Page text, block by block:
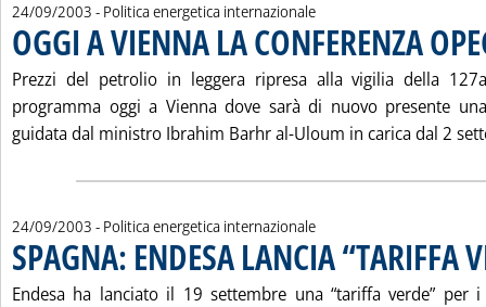
24/09/2003 - Politica energetica internazionale
OGGI A VIENNA LA CONFERENZA
. Pubblicata mercoledì 24 settembre 2003 alle 15.33.
Prezzi del petrolio in leggera ripresa alla vigilia della
programma oggi a Vienna dove sarà di nuovo presente
guidata dal ministro Ibrahim Barhr al-Uloum in carica dal 2
24/09/2003 - Politica energetica internazionale
SPAGNA: ENDESA LANCIA “TARIFFA
Endesa ha lanciato il 19 settembre una “tariffa verde” per